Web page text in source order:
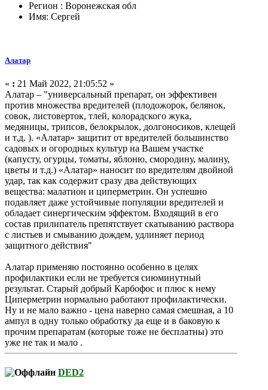
Регион : Воронежская обл
Имя: Сергей
Алатар
« : 21 Май 2022, 21:05:52 »
Алатар – "универсальный препарат, он эффективен
против множества вредителей (плодожорок, белянок,
совок, листоверток, тлей, колорадского жука,
медяницы, трипсов, белокрылок, долгоносиков, клещей
и т.д. ). «Алатар» защитит от вредителей большинство
садовых и огородных культур на Вашем участке
(капусту, огурцы, томаты, яблоню, смородину, малину,
цветы и т.д.) «Алатар» наносит по вредителям двойной
удар, так как содержит сразу два действующих
вещества: малатион и циперметрин. Он успешно
подавляет даже устойчивые популяции вредителей и
обладает синергическим эффектом. Входящий в его
состав прилипатель препятствует скатыванию раствора
с листьев и смыванию дождем, удлиняет период
защитного действия"
Алатар применяю постоянно особенно в целях
профилактики если не требуется сиюминутный
результат. Старый добрый Карбофос и плюс к нему
Циперметрин нормально работают профилактически.
Ну и не мало важно - цена наверно самая смешная, а 10
ампул в одну только обработку да еще и в баковую к
прочим препаратам (которые тоже не бесплатны) это
уже не так и мало .
DED2